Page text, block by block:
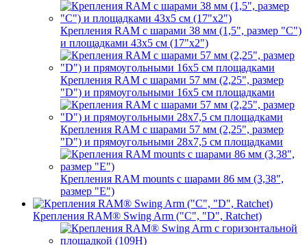
Крепления RAM с шарами 38 мм (1,5", размер "C")
и площадками 43х5 см (17"х2")
Крепления RAM с шарами 57 мм (2,25", размер
"D") и прямоугольными 16х5 см площадками
Крепления RAM с шарами 57 мм (2,25", размер
"D") и прямоугольными 28х7,5 см площадками
Крепления RAM mounts с шарами 86 мм (3,38",
размер "E")
Крепления RAM® Swing Arm ("C", "D", Ratchet)